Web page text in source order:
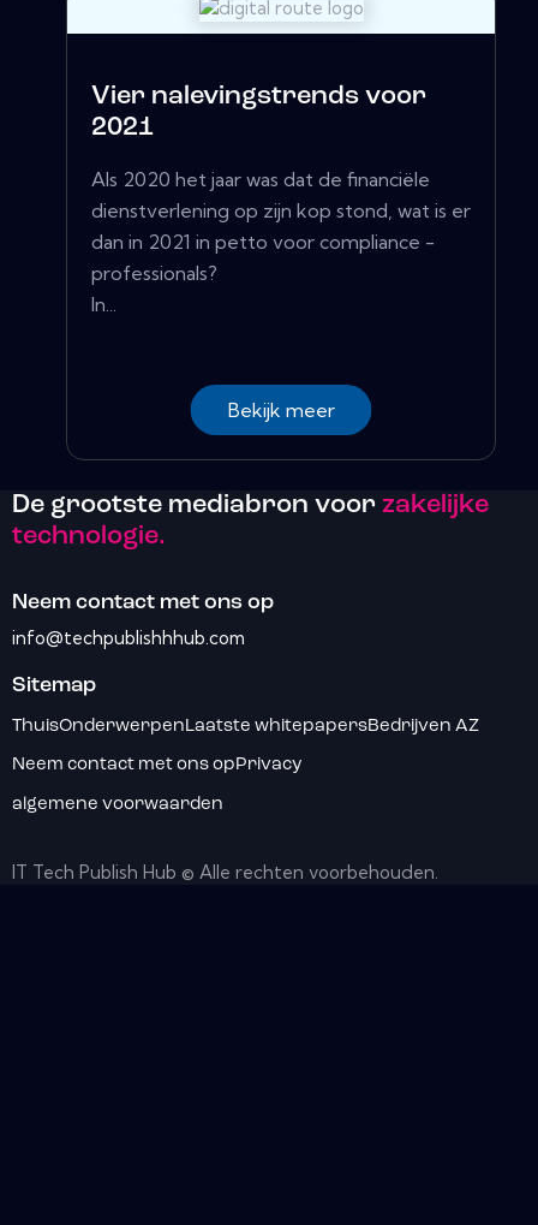
Vier nalevingstrends voor
2021
Als 2020 het jaar was dat de financiële
dienstverlening op zijn kop stond, wat is er
dan in 2021 in petto voor compliance -
professionals?
In...
Bekijk meer
De grootste mediabron voor zakelijke
technologie.
Neem contact met ons op
info@techpublishhhub.com
Sitemap
ThuisOnderwerpen Laatste whitepapersBedrijven AZ
Neem contact met ons opPrivacy
algemene voorwaarden
IT Tech Publish Hub © Alle rechten voorbehouden.